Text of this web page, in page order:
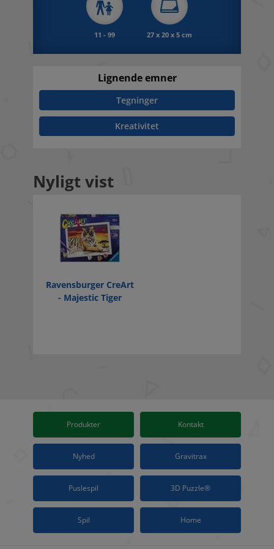
11 - 99 27 x 20 x 5 cm
Lignende emner
Tegninger
Kreativitet
Nyligt vist
Ravensburger CreArt
- Majestic Tiger
Produkter Kontakt
Nyhed Gravitrax
Puslespil 3D Puzzle®
Spil Home